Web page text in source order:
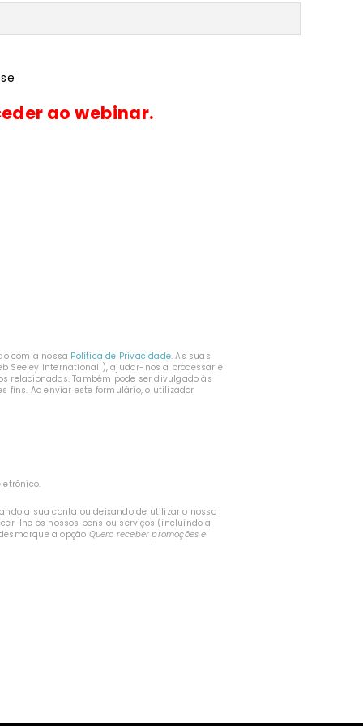
ao webinar.
com a nossa Política de Privacidade. As suas
Seeley International ), ajudar-nos a processar e
relacionados. Também pode ser divulgado às
fins. Ao enviar este formulário, o utilizador
a sua conta ou deixando de utilizar o nosso
lhe os nossos bens ou serviços (incluindo a
a opção Quero receber promoções e